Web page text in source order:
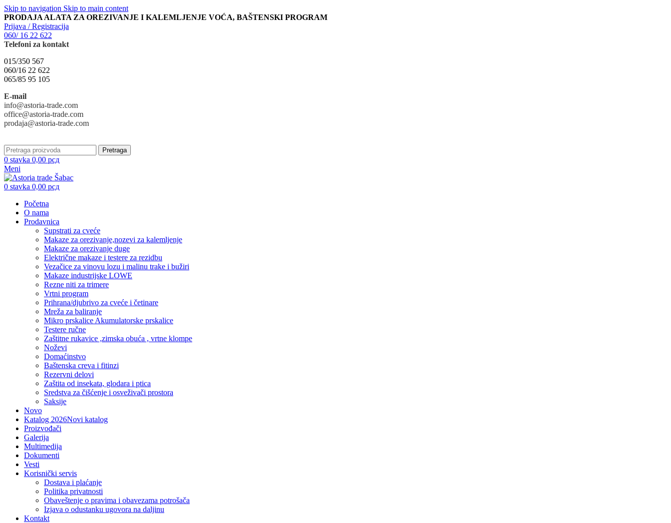
Skip to navigation Skip to main content
PRODAJA ALATA ZA OREZIVANJE I KALEMLJENJE VOĆA, BAŠTENSKI PROGRAM
Prijava / Registracija
060/ 16 22 622
Telefoni za kontakt
015/350 567
060/16 22 622
065/85 95 105
E-mail
info@astoria-trade.com
office@astoria-trade.com
prodaja@astoria-trade.com
Pretraga
0 stavka 0,00 рсд
Meni
0 stavka 0,00 рсд
Početna
O nama
Prodavnica
Supstrati za cveće
Makaze za orezivanje,nozevi za kalemljenje
Makaze za orezivanje duge
Električne makaze i testere za rezidbu
Vezačice za vinovu lozu i malinu trake i bužiri
Makaze industrijske LOWE
Rezne niti za trimere
Vrtni program
Prihrana/djubrivo za cveće i četinare
Mreža za baliranje
Mikro prskalice Akumulatorske prskalice
Testere ručne
Zaštitne rukavice ,zimska obuća , vrtne klompe
Noževi
Domaćinstvo
Baštenska creva i fitinzi
Rezervni delovi
Zaštita od insekata, glodara i ptica
Sredstva za čišćenje i osveživači prostora
Saksije
Novo
Katalog 2026Novi katalog
Proizvođači
Galerija
Multimedija
Dokumenti
Vesti
Korisnički servis
Dostava i plaćanje
Politika privatnosti
Obaveštenje o pravima i obavezama potrošača
Izjava o odustanku ugovora na daljinu
Kontakt